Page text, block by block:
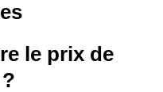
le prix de